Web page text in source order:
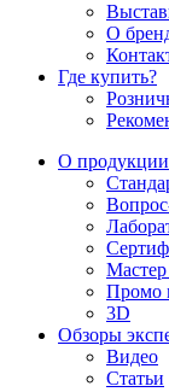
О
Где купить?
О продукции
Промо
3D
Обзоры
Видео
Статьи